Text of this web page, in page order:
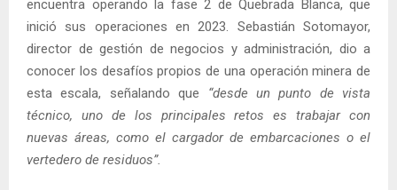
encuentra operando la fase 2 de Quebrada Blanca, que
inició sus operaciones en 2023. Sebastián Sotomayor,
director de gestión de negocios y administración, dio a
conocer los desafíos propios de una operación minera de
esta escala, señalando que “desde un punto de vista
técnico, uno de los principales retos es trabajar con
nuevas áreas, como el cargador de embarcaciones o el
vertedero de residuos”.